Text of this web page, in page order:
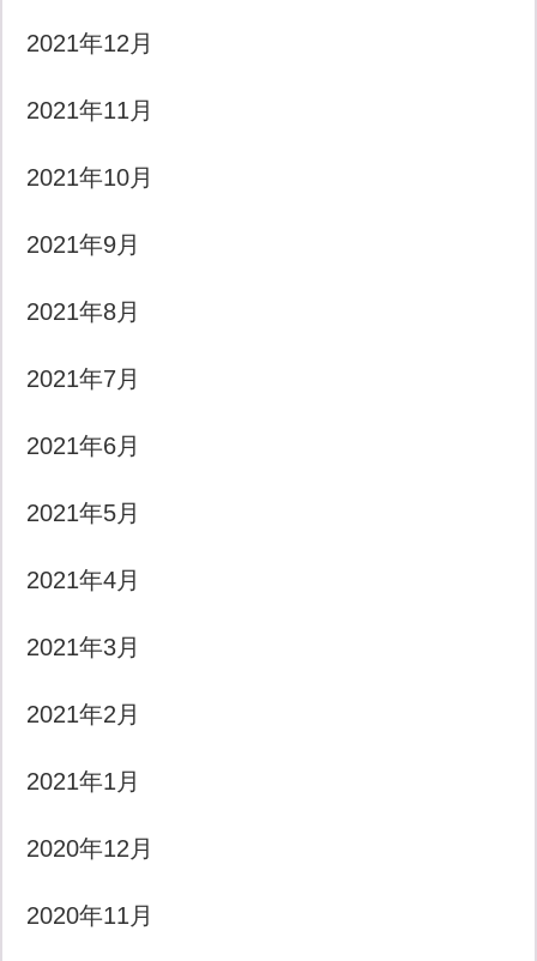
2021年12月
2021年11月
2021年10月
2021年9月
2021年8月
2021年7月
2021年6月
2021年5月
2021年4月
2021年3月
2021年2月
2021年1月
2020年12月
2020年11月